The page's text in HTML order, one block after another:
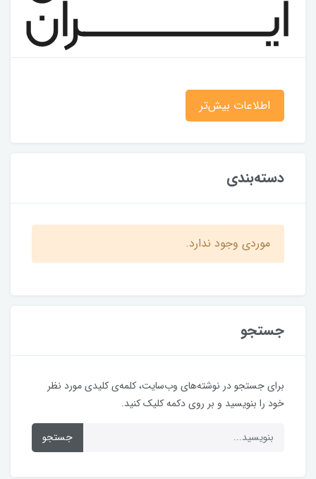
اطلاعات بیش‌تر
دسته‌بندی
موردی وجود ندارد.
جستجو
برای جستجو در نوشته‌های وب‌سایت، کلمه‌ی کلیدی مورد نظر
خود را بنویسید و بر روی دکمه کلیک کنید.
جستجو